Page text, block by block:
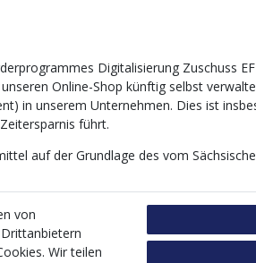
Digitalisierung Zuschuss
Online-Shop künftig selbst
in unserem Unternehmen. Dies ist
führt.
auf der Grundlage des vom
von
Wir teilen